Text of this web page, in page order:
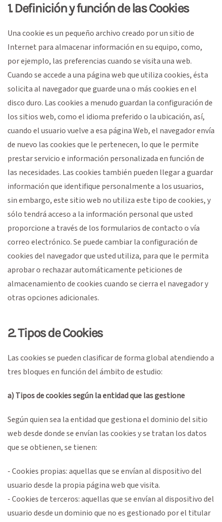
1. Definición y función de las Cookies
Una cookie es un pequeño archivo creado por un sitio de
Internet para almacenar información en su equipo, como,
por ejemplo, las preferencias cuando se visita una web.
Cuando se accede a una página web que utiliza cookies, ésta
solicita al navegador que guarde una o más cookies en el
disco duro. Las cookies a menudo guardan la configuración de
los sitios web, como el idioma preferido o la ubicación, así,
cuando el usuario vuelve a esa página Web, el navegador envía
de nuevo las cookies que le pertenecen, lo que le permite
prestar servicio e información personalizada en función de
las necesidades. Las cookies también pueden llegar a guardar
información que identifique personalmente a los usuarios,
sin embargo, este sitio web no utiliza este tipo de cookies, y
sólo tendrá acceso a la información personal que usted
proporcione a través de los formularios de contacto o vía
correo electrónico. Se puede cambiar la configuración de
cookies del navegador que usted utiliza, para que le permita
aprobar o rechazar automáticamente peticiones de
almacenamiento de cookies cuando se cierra el navegador y
otras opciones adicionales.
2. Tipos de Cookies
Las cookies se pueden clasificar de forma global atendiendo a
tres bloques en función del ámbito de estudio:
a) Tipos de cookies según la entidad que las gestione
Según quien sea la entidad que gestiona el dominio del sitio
web desde donde se envían las cookies y se tratan los datos
que se obtienen, se tienen:
- Cookies propias: aquellas que se envían al dispositivo del
usuario desde la propia página web que visita.
- Cookies de terceros: aquellas que se envían al dispositivo del
usuario desde un dominio que no es gestionado por el titular